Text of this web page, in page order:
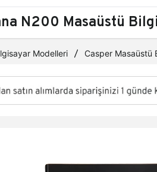
N200 Masaüstü
Modelleri Casper Masaüstü